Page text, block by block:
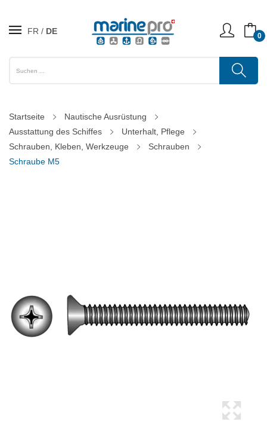
FR DE 0
Startseite
Nautische Ausrüstung
Ausstattung des Schiffes
Unterhalt, Pflege
Schrauben, Kleben, Werkzeuge
Schrauben
Schraube M5